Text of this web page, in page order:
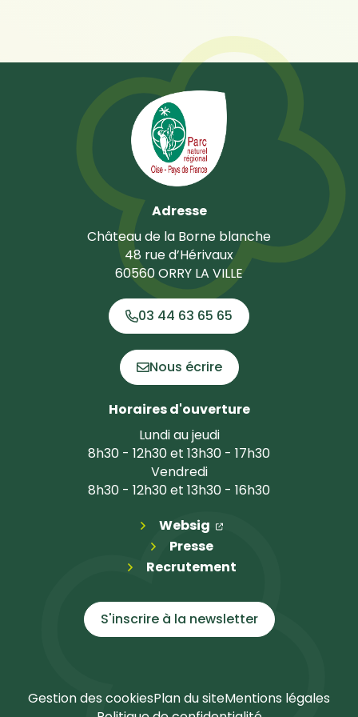
Adresse
Château de la Borne blanche
48 rue d’Hérivaux
60560 ORRY LA VILLE
03 44 63 65 65
Nous écrire
Horaires d'ouverture
Lundi au jeudi
8h30 - 12h30 et 13h30 - 17h30
Vendredi
8h30 - 12h30 et 13h30 - 16h30
Websig (ouverture dans un
(ouverture dans
Presse
Recrutement
S'inscrire à la newsletter
Gestion des cookiesPlan du siteMentions légales